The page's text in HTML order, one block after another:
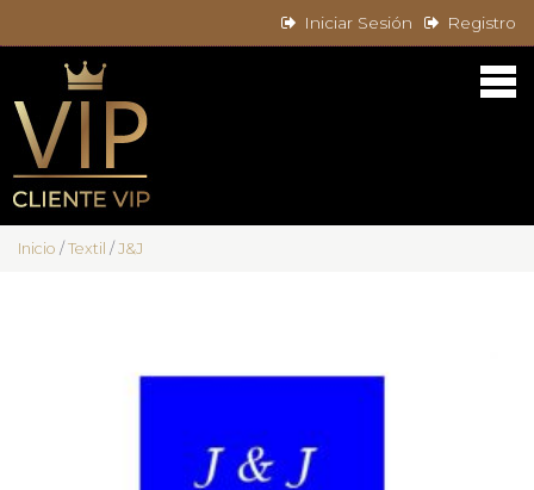
Iniciar Sesión Registro
Inicio / Textil / J&J